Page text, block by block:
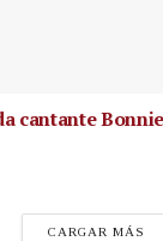
cantante
CARGAR MÁS